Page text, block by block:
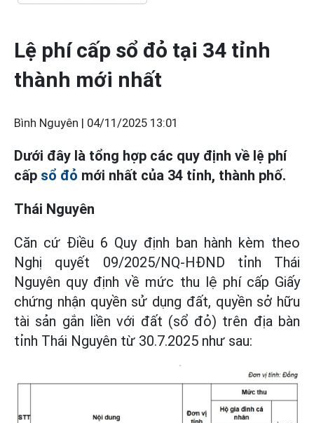
Lệ phí cấp sổ đỏ tại 34 tỉnh
thành mới nhất
Bình Nguyên | 04/11/2025 13:01
Dưới đây là tổng hợp các quy định về lệ phí
cấp sổ đỏ mới nhất của 34 tỉnh, thành phố.
Thái Nguyên
Căn cứ Điều 6 Quy định ban hành kèm theo
Nghị quyết 09/2025/NQ-HĐND tỉnh Thái
Nguyên quy định về mức thu lệ phí cấp Giấy
chứng nhận quyền sử dụng đất, quyền sở hữu
tài sản gắn liền với đất (sổ đỏ) trên địa bàn
tỉnh Thái Nguyên từ 30.7.2025 như sau: